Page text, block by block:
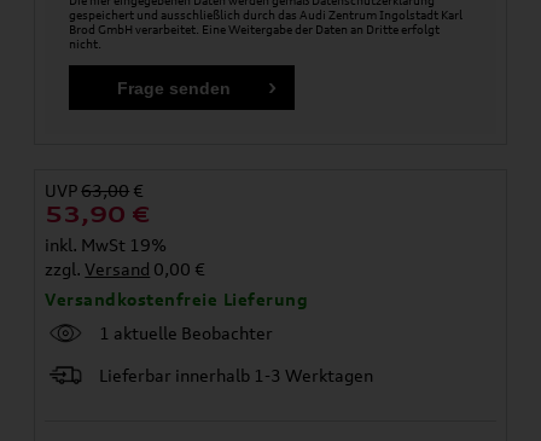
gespeichert und ausschließlich durch das Audi Zentrum Ingolstadt Karl
Brod GmbH verarbeitet. Eine Weitergabe der Daten an Dritte erfolgt
nicht.
UVP63,00 €
53,90 €
inkl. MwSt 19%
zzgl.Versand 0,00 €
Versandkostenfreie Lieferung
1 aktuelle Beobachter
Lieferbar innerhalb 1-3 Werktagen